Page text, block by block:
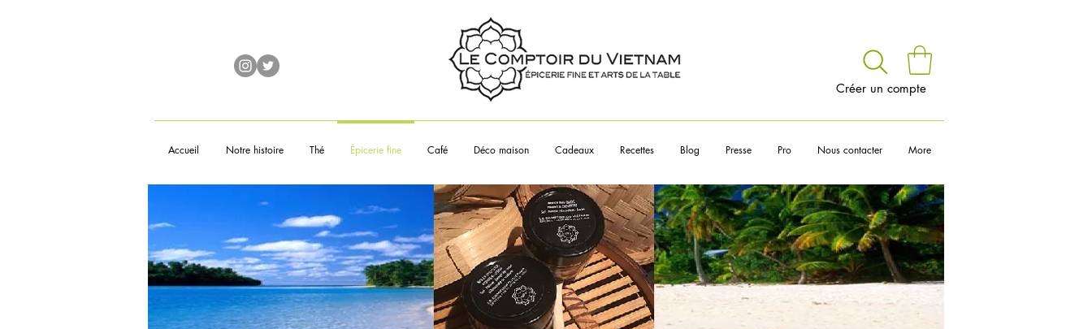
Créer un compte
Accueil Notre histoire Thé Épicerie fine Café Déco maison Cadeaux Recettes Blog Presse Pro Nous contacter More
_____________________________
À propos